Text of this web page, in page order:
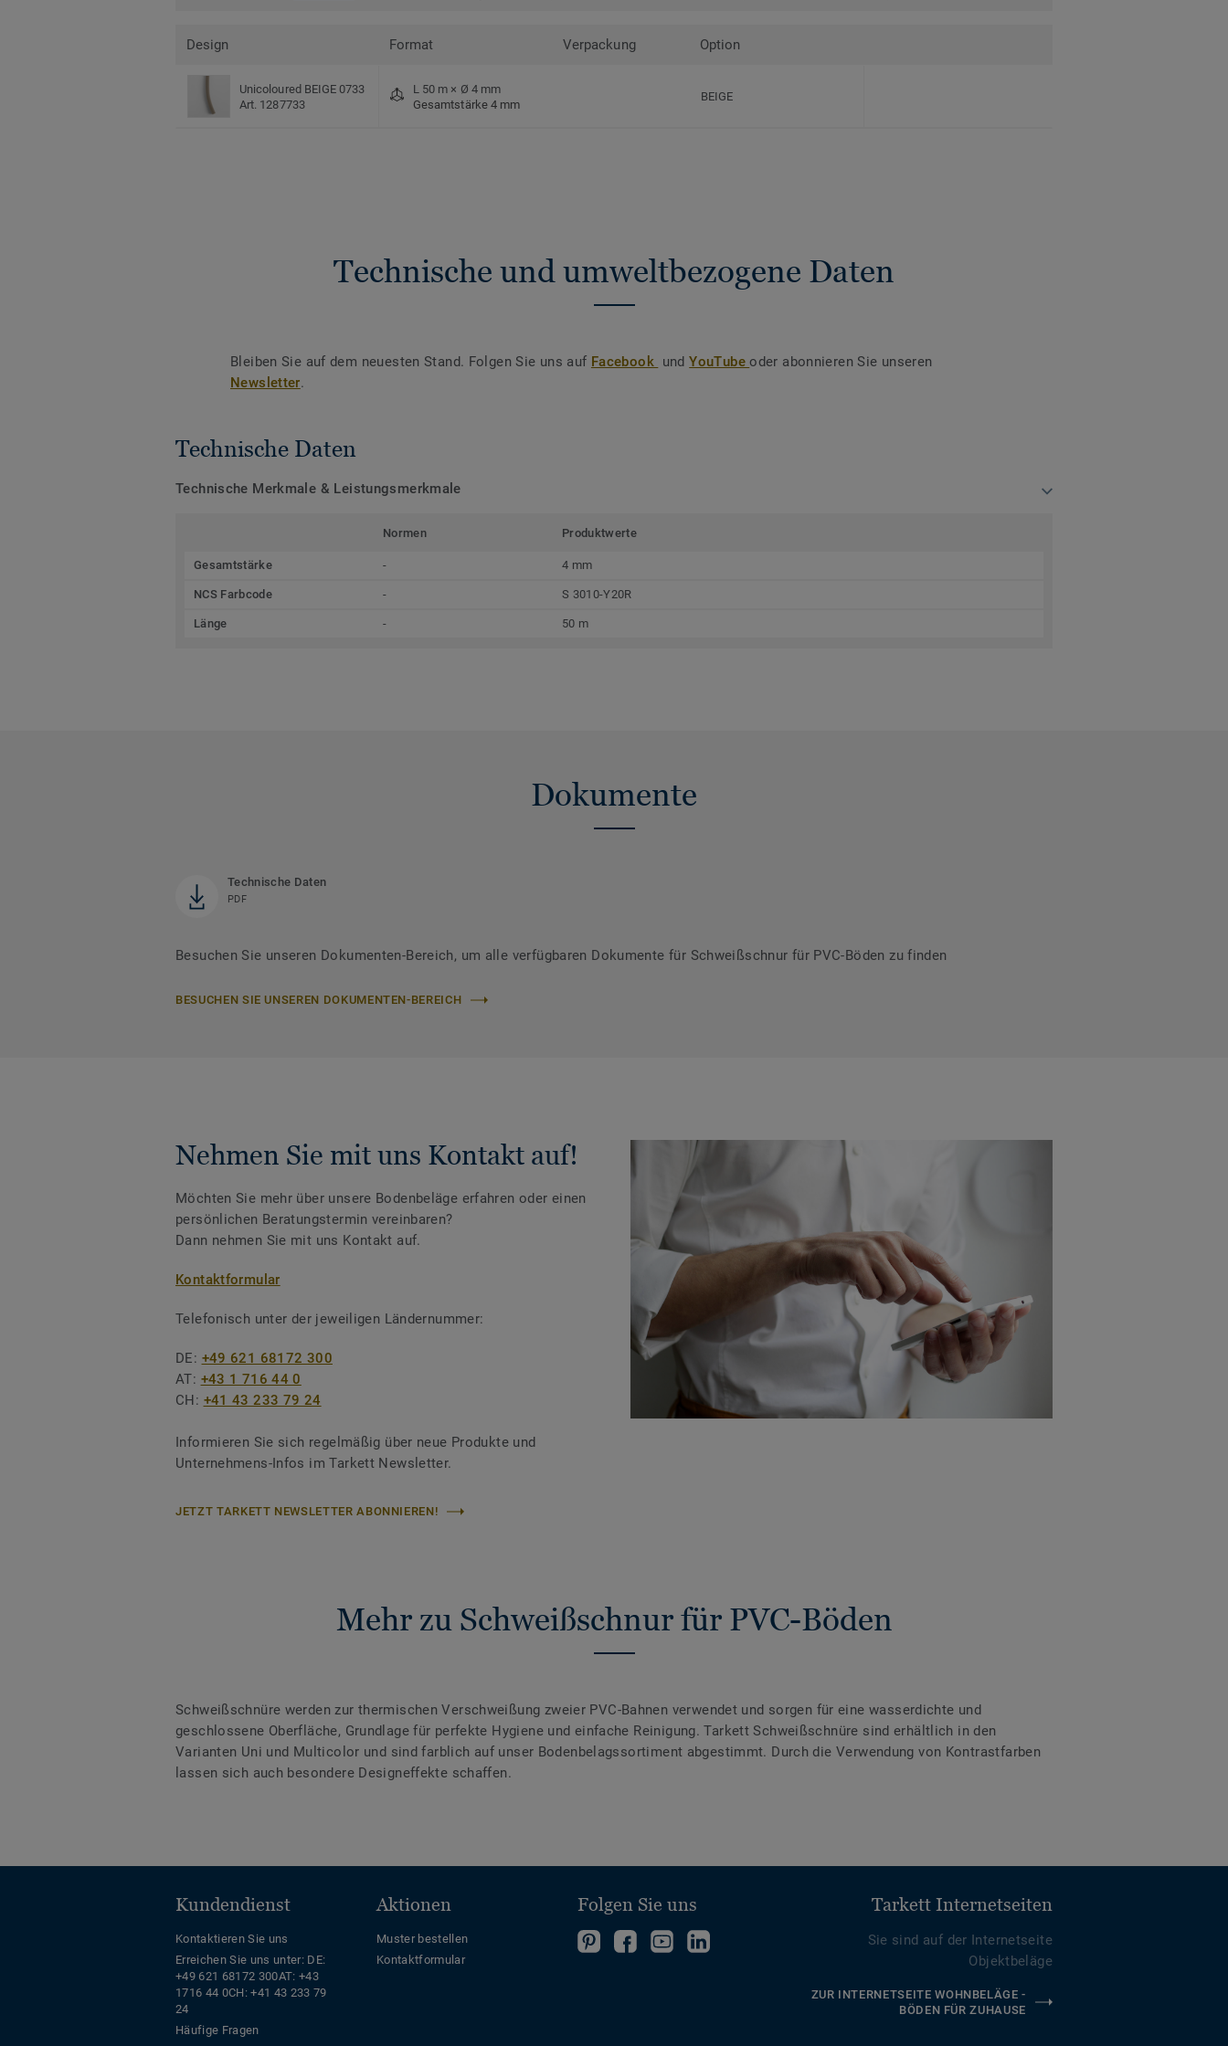
Design Format Verpackung Option
Unicoloured BEIGE 0733
Art. 1287733
L 50 m × Ø 4 mm
Gesamtstärke 4 mm
BEIGE
Technische und umweltbezogene Daten
Bleiben Sie auf dem neuesten Stand. Folgen Sie uns auf Facebook undYouTubeoder abonnieren Sie unseren
Newsletter.
Technische Daten
Technische Merkmale & Leistungsmerkmale
Normen Produktwerte
Gesamtstärke - 4 mm
NCS Farbcode - S 3010-Y20R
Länge - 50 m
Dokumente
Technische Daten
PDF
Besuchen Sie unseren Dokumenten-Bereich, um alle verfügbaren Dokumente für Schweißschnur für PVC-Böden zu finden
BESUCHEN SIE UNSEREN DOKUMENTEN-BEREICH
Nehmen Sie mit uns Kontakt auf!
Möchten Sie mehr über unsere Bodenbeläge erfahren oder einen
persönlichen Beratungstermin vereinbaren?
Dann nehmen Sie mit uns Kontakt auf.
Kontaktformular
Telefonisch unter der jeweiligen Ländernummer:
DE: +49 621 68172 300
AT: +43 1 716 44 0
CH: +41 43 233 79 24
Informieren Sie sich regelmäßig über neue Produkte und
Unternehmens-Infos im Tarkett Newsletter.
JETZT TARKETT NEWSLETTER ABONNIEREN!
Mehr zu Schweißschnur für PVC-Böden
Schweißschnüre werden zur thermischen Verschweißung zweier PVC-Bahnen verwendet und sorgen für eine wasserdichte und
geschlossene Oberfläche, Grundlage für perfekte Hygiene und einfache Reinigung. Tarkett Schweißschnüre sind erhältlich in den
Varianten Uni und Multicolor und sind farblich auf unser Bodenbelagssortiment abgestimmt. Durch die Verwendung von Kontrastfarben
lassen sich auch besondere Designeffekte schaffen.
Kundendienst
Kontaktieren Sie uns
Erreichen Sie uns unter: DE:
+49 621 68172 300AT: +43
1716 44 0CH: +41 43 233 79
24
Häufige Fragen
Aktionen
Muster bestellen
Kontaktformular
Folgen Sie uns
FolgenFolgenFolgeFolgen
Tarkett Internetseiten
Sie sind auf der Internetseite
Objektbeläge
ZUR INTERNETSEITE WOHNBELÄGE -
BÖDEN FÜR ZUHAUSE